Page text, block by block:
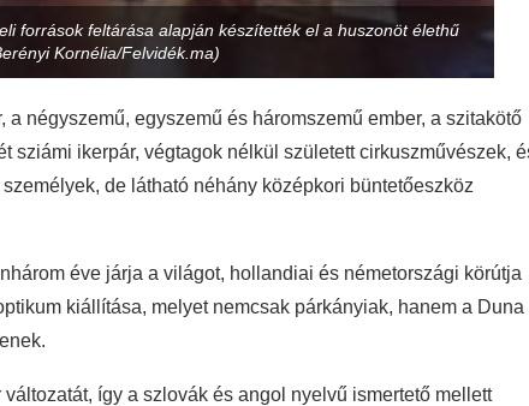
források feltárása alapján készítették el a huszonöt élethű
Kornélia/Felvidék.ma)
négyszemű, egyszemű és háromszemű ember, a szitakötő
sziámi ikerpár, végtagok nélkül született cirkuszművészek,
de látható néhány középkori büntetőeszköz
éve járja a világot, hollandiai és németországi körútja
kiállítása, melyet nemcsak párkányiak, hanem a Duna
így a szlovák és angol nyelvű ismertető mellett